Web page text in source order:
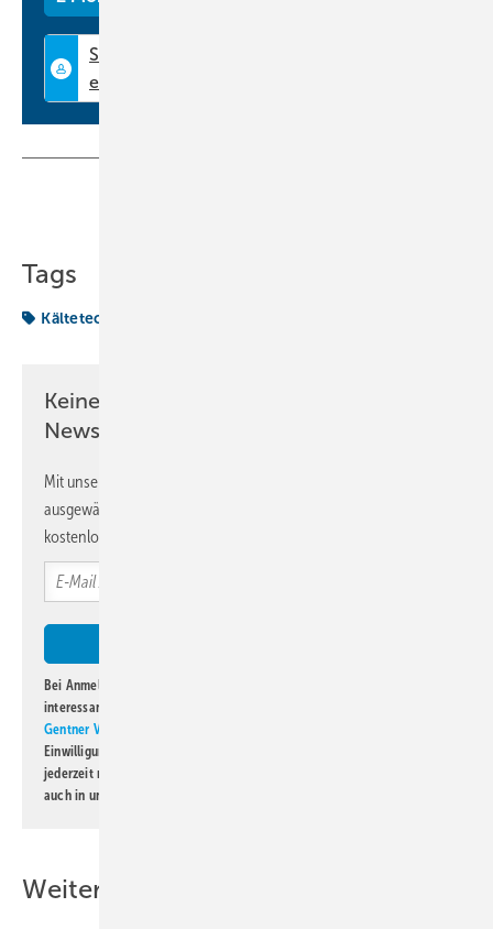
www.telemeter.info
Tags
Kältetechnik
Keine Zeit? Kein Problem mit dem KK
Newsletter!
Mit unserem Newsletter erhalten Sie regelmäßig von uns
ausgewählte Informationen und Neuigkeiten, gebündelt und
kostenlos direkt ins Postfach.
Bei Anmeldung zu diesem Newsletter bin ich damit einverstanden, über
interessante Verlags- und Online-Angebote
Gentner Verlag GmbH & Co. KG
Einwilligung kann ich jederzeit widerrufen und eine Abmeldung ist
jederzeit möglich. Informationen zum Umgang mit Daten finden Sie
auch in unserer
Weitere Inhalte